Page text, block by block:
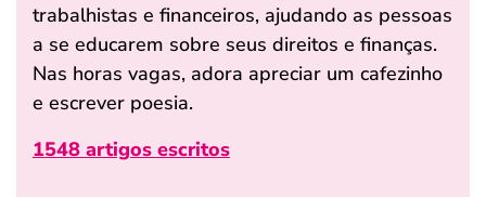
trabalhistas e financeiros, ajudando as pessoas
a se educarem sobre seus direitos e finanças.
Nas horas vagas, adora apreciar um cafezinho
e escrever poesia.
1548 artigos escritos